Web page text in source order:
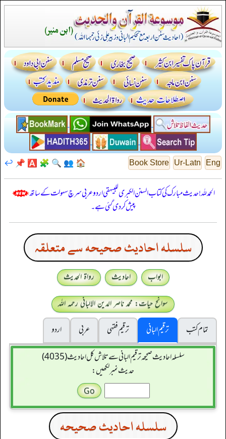
Eng
Ur-Latn
Book Store
🏠
👥
🔍
🧩
🅰️
📌
↩️
الحمدللہ! حدیث مبارک کی کتاب السنن الكبرى للبيهقي اردو عربی سرچ سہولت کے ساتھ
پیش کر دی گئی ہے۔
سلسله احاديث صحيحه سے متعلقہ
ابواب احادیث
رواۃ الحدیث
سوانح حیات: محمد ناصر الدین الالبانی رحمہ اللہ
تمام کتب
ترقیم البانی ترقيم فقہی عربی
اردو
سلسله احاديث صحيحه ترقیم البانی سے تلاش کل احادیث (4035)
حدیث نمبر لکھیں:
سلسله احاديث صحيحه